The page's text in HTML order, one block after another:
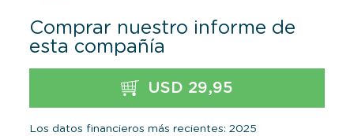
Comprar nuestro informe de
esta compañía
USD 29,95
Los datos financieros más recientes: 2025